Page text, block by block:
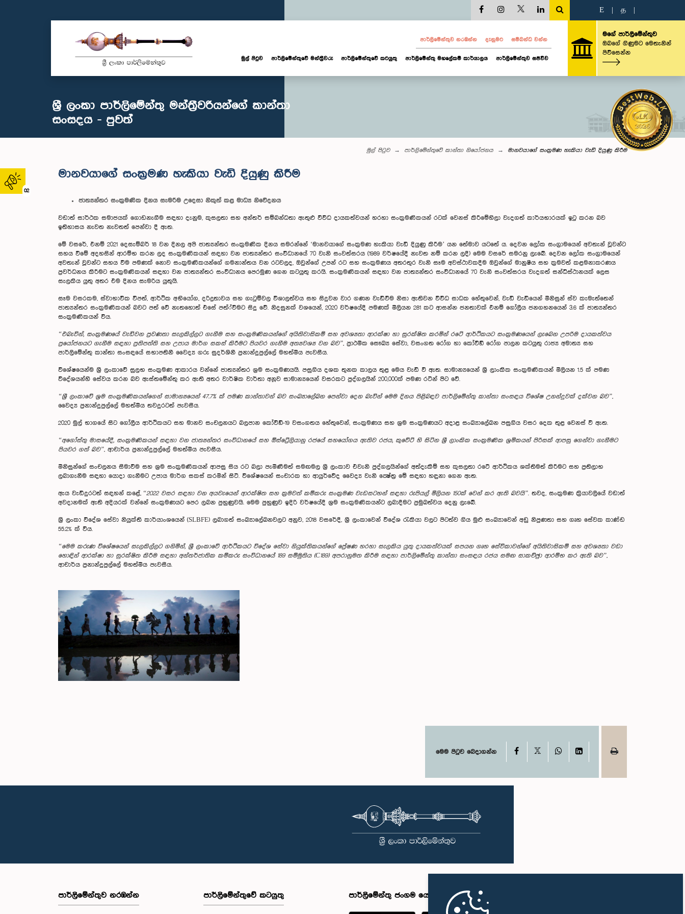
02
E த
පාර්ලි‌මේන්තුව නරඹන්න දැනුමට සම්බන්ධ වන්න
මුල් පිටුව පාර්ලි‌මේන්තුවේ මන්ත්‍රීවරු පාර්ලිමේන්තුවේ කටයුතු පාර්ලිමේන්තු මහලේකම් කාර්යාලය පාර්ලිමේන්තුව සජීවීව
මගේ පාර්ලිමේන්තුව
ඔබගේ ගිණුමට මෙතැනින්
පිවිසෙන්න
ශ්‍රී ලංකා පාර්ලිමේන්තු මන්ත්‍රීවරියන්ගේ කාන්තා
සංසදය - පුවත්
මුල් පිටුව පාර්ලිමේන්තුවේ කාන්තා නියෝජනය මානවයාගේ සංක‍්‍රමණ හැකියා වැඩි දියුණු කිරීම
මානවයාගේ සංක‍්‍රමණ හැකියා වැඩි දියුණු කිරීම
ජාත්‍යන්තර සංක‍්‍රමණික දිනය සැමරීම උදෙසා නිකුත් කළ මාධ්‍ය නිවේදනය
වඩාත් සාර්ථක සමාජයක් ගොඩනැගීම සඳහා දැනුම, කුසලතා සහ අන්තර් සම්බන්ධතා ඇතුළු විවිධ දායකත්වයන් හරහා සංක‍්‍රමණිකයන් රටක් වෙනස් කිරීමේහිලා වැදගත් කාර්යභාරයක් ඉටු කරන බව
ඉතිහාසය නැවත නැවතත් පෙන්වා දී ඇත.
මේ වසරේ, එනම් 2021 දෙසැම්බර් 18 වන දිනල අපි ජාත්‍යන්තර සංක‍්‍රමණික දිනය සමරන්නේ ‘මානවයාගේ සංක‍්‍රමණ හැකියා වැඩි දියුණු කිරීම’ යන තේමාව යටතේ ය. දෙවන ලෝක සංග‍්‍රාමයෙන් අවතැන් වූවන්ට
සහය වීමේ අදහසින් ආරම්භ කරන ලද සංක‍්‍රමණිකයන් සඳහා වන ජාත්‍යන්තර සංවිධානයේ 70 වැනි සංවත්සරය (1989 වර්ෂයේදී නැවත නම් කරන ලදී) මෙම වසරේ සමරනු ලැබේ. දෙවන ලෝක සංග‍්‍රාමයෙන්
අවතැන් වූවන්ට සහය වීම පමණක් නොව සංක‍්‍රමණිකයන්ගේ ගමනාන්තය වන රටවලද, ඔවුන්ගේ උපන් රට සහ සංක‍්‍රමණය අතරතුර වැනි සෑම අවස්ථාවකදීම ඔවුන්ගේ මානුෂීය සහ ක‍්‍රමවත් කළමනාකරණය
ප‍්‍රවර්ධනය කිරීමට සංක‍්‍රමණිකයන් සඳහා වන ජාත්‍යන්තර සංවිධානය පෙරමුණ ගෙන කටයුතු කරයි. සංක‍්‍රමණිකයන් සඳහා වන ජාත්‍යන්තර සංවිධානයේ 70 වැනි සංවත්සරය වැදගත් සන්ධිස්ථානයක් ලෙස
සැලකිය යුතු අතර එම දිනය සැමරිය යුතුයි.
සෑම වසරකම, ස්වාභාවික විපත්, ආර්ථික අභියෝග, දරිද්‍රතාවය සහ ගැටුම්වල විශාලත්වය සහ සිදුවන වාර ගණන වැඩිවීම නිසා ඇතිවන විවිධ සාධක හේතුවෙන්, වැඩි වැඩියෙන් මිනිසුන් ස්ව කැමැත්තෙන්
ජාත්‍යන්තර සංක‍්‍රමණිකයන් බවට පත් වේ නැතහොත් එසේ පත්්වීමට සිදු වේ. නිදසුනක් වශයෙන්, 2020 වර්ෂයේදී පමණක් මිලියන 281 කට ආසන්න ජනතාවක් එනම් ගෝලීය ජනගහනයෙන් 3.6 ක් ජාත්‍යන්තර
සංක‍්‍රමණිකයන් විය.
“එබැවින්, සංක‍්‍රමණයේ වැඩිවන ප‍්‍රවණතා සැලකිල්ලට ගැනීම සහ සංක‍්‍රමණිකයන්ගේ අයිතිවාසිකම් සහ අවශ්‍යතා ආරක්ෂා හා සුරක්ෂිත කරමින් රටේ ආර්ථිකයට සංක‍්‍රමණයෙන් ලැබෙන උපරිම දායකත්වය
ප‍්‍රයෝජනයට ගැනීම සඳහා ප‍්‍රතිපත්ති සහ උපාය මාර්ග සකස් කිරීමට පියවර ගැනීම අත්‍යවශ්‍ය වන බව”, ප‍්‍රාථමික සෞඛ්‍ය සේවා, වසංගත රෝග හා කෝවිඞ් රෝග පාලන කටයුතු රාජ්‍ය අමාත්‍ය සහ
පාර්ලිමේන්තු කාන්තා සංසඳයේ සභාපතිනී වෛද්‍ය ගරු සුදර්ශිනී ප‍්‍රනාන්දුපුල්ලේ මහත්මිය පැවසීය.
විශේෂයෙන්ම ශ්‍රී ලංකාවේ සුලභ සංක‍්‍රමණ ආකාරය වන්නේ ජාත්‍යන්තර ශ‍්‍රම සංක‍්‍රමණයයි. පසුගිය දශක තුනක කාලය තුළ මෙය වැඩි වී ඇත. සාමාන්‍යයෙන් ශ්‍රී ලාංකික සංක‍්‍රමණිකයන් මිලියන 1.5 ක් පමණ
විදේශයන්හි සේවය කරන බව ඇස්තමේන්තු කර ඇති අතර වාර්ෂික වාර්තා අනූව සාමාන්‍යයෙන් වසරකට පුද්ගලයින් 200,000ක් පමණ රටින් පිට වේ.
“ශ්‍රී ලංකාවේ ශ‍්‍රම සංක‍්‍රමණිකයන්ගෙන් සාමාන්‍යයෙන් 47.7% ක් පමණ කාන්තාවන් බව සංඛ්‍යාලේඛන පෙන්වා දෙන බැවින් මෙම දිනය පිළිබඳව පාර්ලිමේන්තු කාන්තා සංසඳය විශේෂ උනන්දුවක් දක්වන බව”,
වෛද්‍ය ප‍්‍රනාන්දුපුල්ලේ මහත්මිය තවදුරටත් පැවසීය.
2020 මුල් භාගයේ සිට ගෝලීය ආර්ථිකයට සහ මානව සංචලනයට බලපාන කෝවිඞ්-19 වසංගතය හේතුවෙන්, සංක‍්‍රමණය සහ ශ‍්‍රම සංක‍්‍රමණයට අදාළ සංඛ්‍යාලේඛන පසුගිය වසර දෙක තුළ වෙනස් වී ඇත.
“අගෝස්තු මාසයේදී, සංක‍්‍රමණිකයන් සඳහා වන ජාත්‍යන්තර සංවිධානයේ සහ ඕස්ට්‍රේලියානු රජයේ සහයෝගය ඇතිව රජය, කුවේට් හි සිටින ශ්‍රී ලාංකික සංක‍්‍රමණික ශ‍්‍රමිකයන් පිරිසක් ආපසු ගෙන්වා ගැනීමට
පියවර ගත් බව”, ආචාර්ය ප‍්‍රනාන්දුපුල්ලේ මහත්මිය පැවසීය.
මිනිසුන්ගේ සංචලනය සීමාවීම සහ ශ‍්‍රම සංක‍්‍රමණිකයන් ආපසු සිය රට බලා පැමිණීමත් සමඟමල ශ්‍රී ලංකාව එවැනි පුද්ගලයින්ගේ අත්දැකීම් සහ කුසලතා රටේ ආර්ථිකය ශක්තිමත් කිරීමට සහ ප‍්‍රතිලාභ
ලබාගැනීම සඳහා යොදා ගැනීමට උපාය මාර්ග සකස් කරමින් සිටී. විශේෂයෙන් සංචාරක හා ආයුර්වේද වෛද්‍ය වැනි ක්‍ෂේත‍්‍ර මේ සඳහා හඳුනා ගෙන ඇත.
ඇය වැඩිදුරටත් සඳහන් කළේ, “2022 වසර සඳහා වන අයවැයෙන් ආරක්ෂිත සහ ක‍්‍රමවත් කම්කරු සංක‍්‍රමණ වැඩසටහන් සඳහා රුපියල් මිලියන 150ක් වෙන් කර ඇති බවයි”. තවද, සංක‍්‍රමණ ක‍්‍රියාවලියේ වඩාත්
අවදානමක් ඇති අදියරක් වන්නේ සංක‍්‍රමණයට පෙර ලබන පුහුණුවයි. මෙම පුහුණුව ඉදිරි වර්ෂයේදී ශ‍්‍රම සංක‍්‍රමණිකයන්ට ලබාදීමට ප‍්‍රමුඛත්වය දෙනු ලැබේ.
ශ්‍රී ලංකා විදේශ සේවා නියුක්ති කාර්යාංශයෙන් (SLBFE) ලබාගත් සංඛ්‍යාලේඛනවලට අනුව, 2018 වසරේදී, ශ්‍රී ලංකාවෙන් විදේශ රැකියා වලට පිටත්ව ගිය මුළු සංඛ්‍යාවෙන් අඩු නිපුණතා සහ ගෘහ සේවක කාණ්ඩ
55.2% ක් විය.
“මෙම කරුණ විශේෂයෙන් සැලකිල්ලට ගනිමින්, ශ්‍රී ලංකාවේ ආර්ථිකයට විදේශ සේවා නියුක්තිකයන්ගේ ප්‍රේෂණ හරහා සැලකිය යුතු දායකත්වයක් සපයන ගෘහ සේවිකාවන්ගේ අයිතිවාසිකම් සහ අවශ්‍යතා වඩා
හොඳින් ආරක්ෂා හා සුරක්ෂිත කිරීම සඳහා අන්තර්ජාතික කම්කරු සංවිධානයේ 189 සම්මුතිය (C189) අපරානුමත කිරීම සඳහා පාර්ලිමේන්තු කාන්තා සංසඳය රජය සමඟ සාකච්ඡුා ආරම්භ කර ඇති බව”,
ආචාර්ය ප‍්‍රනාන්දුපුල්ලේ මහත්මිය පැවසීය.
මෙම පිටුව බෙදාගන්න Facebook WhatsAppLinkedIn
පාර්ලි‌මේන්තුව නරඹන්න පාර්ලිමේන්තුවේ කටයුතු පාර්ලිමේන්තු ජංගම යෙදුම